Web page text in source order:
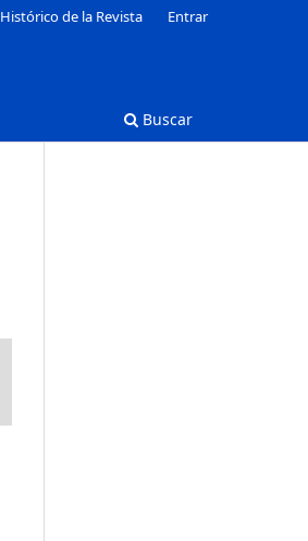
Buscar
Histórico de la Revista Entrar